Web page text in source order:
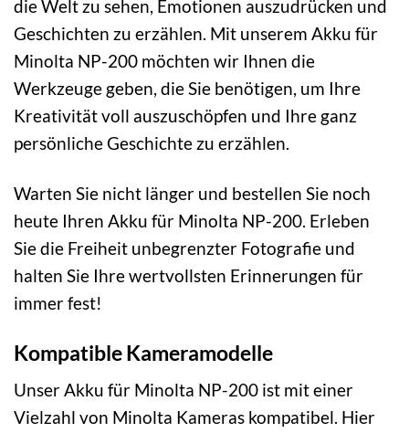
die Welt zu sehen, Emotionen auszudrücken und
Geschichten zu erzählen. Mit unserem Akku für
Minolta NP-200 möchten wir Ihnen die
Werkzeuge geben, die Sie benötigen, um Ihre
Kreativität voll auszuschöpfen und Ihre ganz
persönliche Geschichte zu erzählen.
Warten Sie nicht länger und bestellen Sie noch
heute Ihren Akku für Minolta NP-200. Erleben
Sie die Freiheit unbegrenzter Fotografie und
halten Sie Ihre wertvollsten Erinnerungen für
immer fest!
Kompatible Kameramodelle
Unser Akku für Minolta NP-200 ist mit einer
Vielzahl von Minolta Kameras kompatibel. Hier